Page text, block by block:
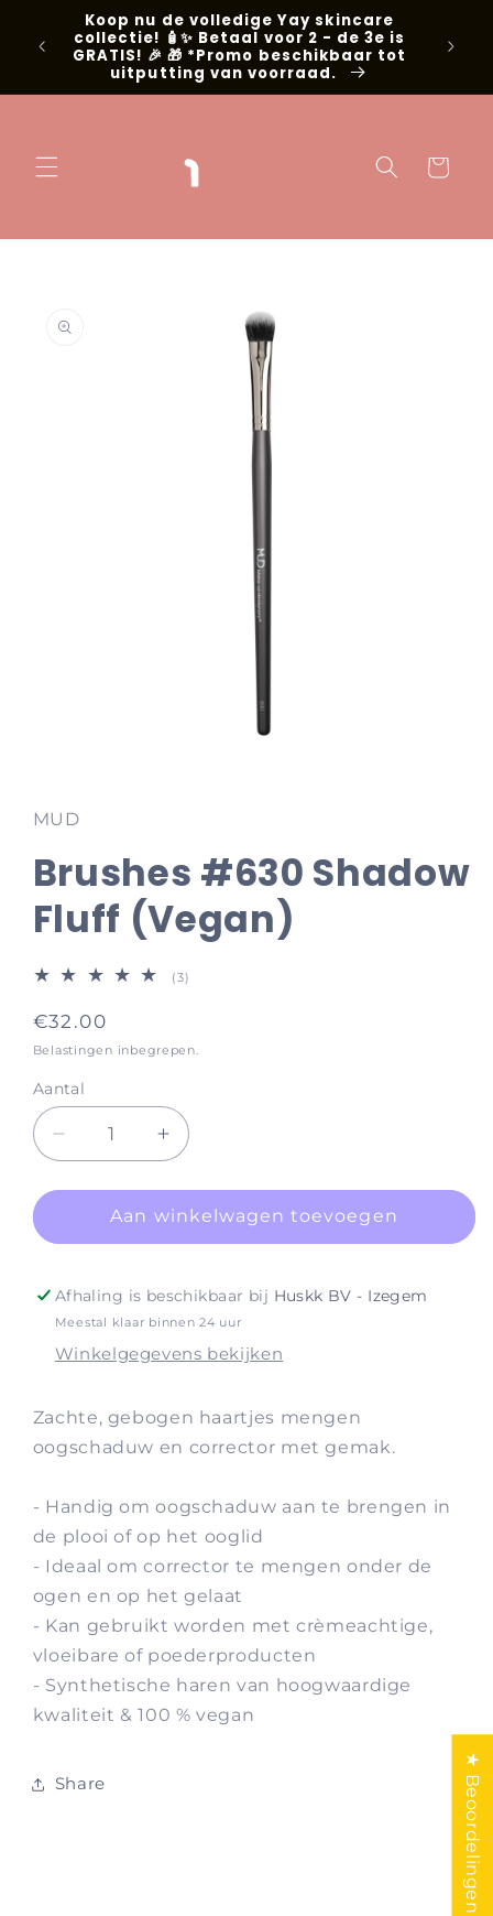
Meteen naar
de content
Koop nu de volledige Yay skincare
collectie! 🧴✨ Betaal voor 2 - de 3e is
GRATIS! 🎉 🎁 *Promo beschikbaar tot
uitputting van voorraad.
in
modaal
MUD
Brushes #630 Shadow
Fluff (Vegan)
(3)
Normale
prijs
€32.00
Belastingen inbegrepen.
Aantal
Aantal
verlagen
voor
Brushes
#630
Fluff
(Vegan)
Aantal
verhogen
voor
Brushes
#630
Fluff
(Vegan)
Aan winkelwagen toevoegen
Afhaling is beschikbaar bij Huskk BV - Izegem
Meestal klaar binnen 24 uur
Winkelgegevens bekijken
Zachte, gebogen haartjes mengen
oogschaduw en corrector met gemak.
- Handig om oogschaduw aan te brengen in
de plooi of op het ooglid
- Ideaal om corrector te mengen onder de
ogen en op het gelaat
- Kan gebruikt worden met crèmeachtige,
vloeibare of poederproducten
- Synthetische haren van hoogwaardige
kwaliteit & 100 % vegan
Share ★ Beoordelingen